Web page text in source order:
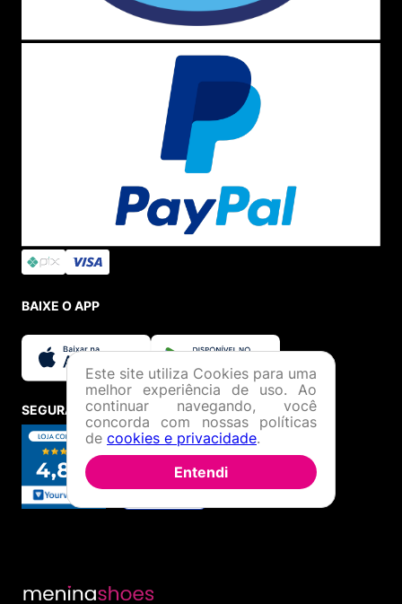
BAIXE O APP
SEGURANÇA E CREDIBILIDADE
Este site utiliza Cookies para uma
melhor experiência de uso. Ao
continuar navegando, você
concorda com nossas políticas
de cookies e privacidade.
Entendi